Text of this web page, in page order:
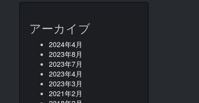
アーカイブ
2024年4月
2023年8月
2023年7月
2023年4月
2023年3月
2021年2月